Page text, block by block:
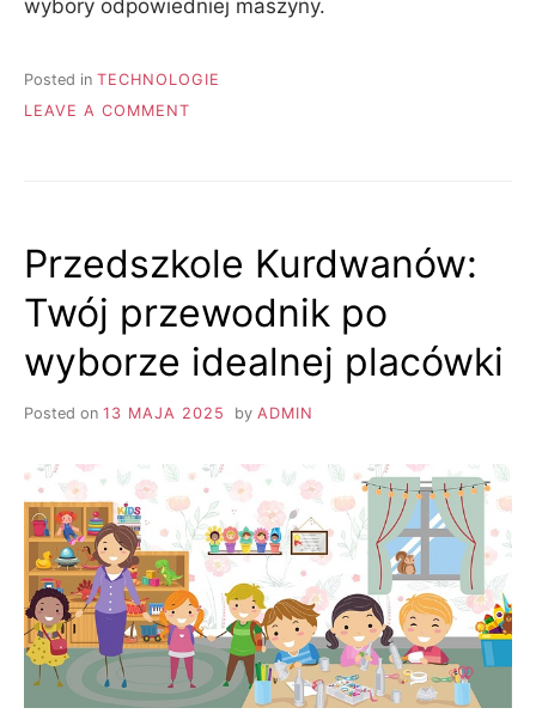
wybory odpowiedniej maszyny.
Posted in TECHNOLOGIE
LEAVE A COMMENT
DLA
TWOJEGO
GOSPODARSTWA
Przedszkole Kurdwanów:
Twój przewodnik po
wyborze idealnej placówki
Posted on 13 MAJA 2025 by ADMIN